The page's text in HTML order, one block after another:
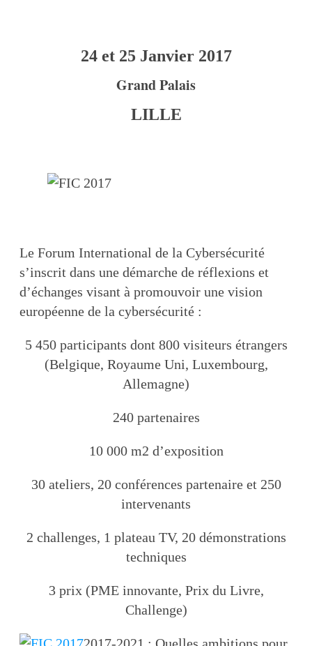
24 et 25 Janvier 2017
Grand Palais
LILLE
Le Forum International de la Cybersécurité
s’inscrit dans une démarche de réflexions et
d’échanges visant à promouvoir une vision
européenne de la cybersécurité :
5 450 participants dont 800 visiteurs étrangers
(Belgique, Royaume Uni, Luxembourg,
Allemagne)
240 partenaires
10 000 m2 d’exposition
30 ateliers, 20 conférences partenaire et 250
intervenants
2 challenges, 1 plateau TV, 20 démonstrations
techniques
3 prix (PME innovante, Prix du Livre,
Challenge)